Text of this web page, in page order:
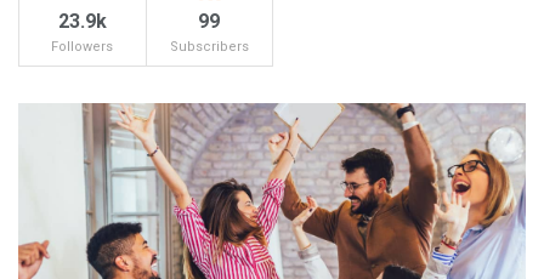
23.9k
Followers
99
Subscribers